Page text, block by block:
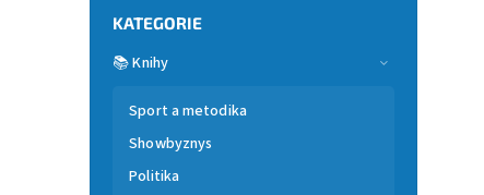
KATEGORIE
📚 Knihy
Sport a metodika
Showbyznys
Politika